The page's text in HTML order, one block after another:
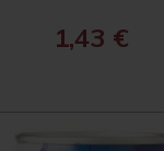
1,43 €